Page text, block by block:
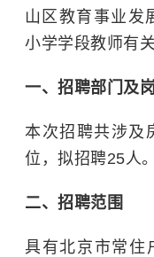
山区教育事业发
小学学段教师有
一、招聘部门及
本次招聘共涉及
位，拟招聘25人
二、招聘范围
具有北京市常住